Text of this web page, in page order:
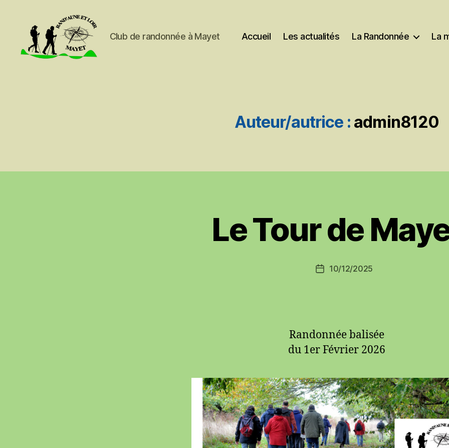
Club de randonnée à Mayet Accueil Les actualités La Randonnée La
Auteur/autrice : admin8120
Le Tour de
Date10/12/2025
Randonnée balisée
du 1er Février 2026